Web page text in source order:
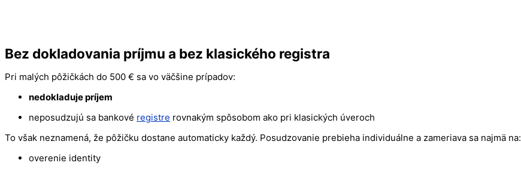
Bez dokladovania príjmu a bez klasického registra
Pri malých pôžičkách do 500 € sa vo väčšine prípadov:
nedokladuje príjem
neposudzujú sa bankové registre rovnakým spôsobom ako pri klasických úveroch
To však neznamená, že pôžičku dostane automaticky každý. Posudzovanie prebieha individuálne a zameriava sa najmä na:
overenie identity